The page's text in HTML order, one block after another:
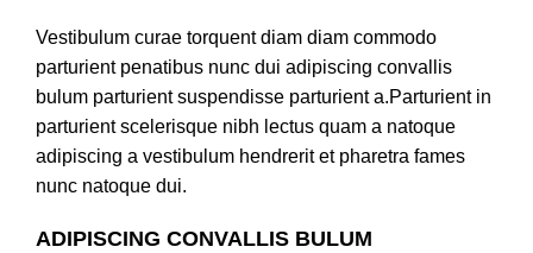
Vestibulum curae torquent diam diam commodo
parturient penatibus nunc dui adipiscing convallis
bulum parturient suspendisse parturient a.Parturient in
parturient scelerisque nibh lectus quam a natoque
adipiscing a vestibulum hendrerit et pharetra fames
nunc natoque dui.
ADIPISCING CONVALLIS BULUM